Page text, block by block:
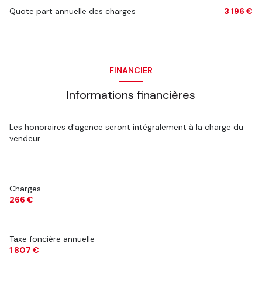
Quote part annuelle des charges 3 196 €
FINANCIER
Informations financières
Les honoraires d'agence seront intégralement à la charge du
vendeur
Charges
266 €
Taxe foncière annuelle
1 807 €